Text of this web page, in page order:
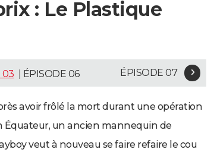
: Le Plastique
03 | ÉPISODE 06 ÉPISODE 07
avoir frôlé la mort durant une opération
Équateur, un ancien mannequin de
veut à nouveau se faire refaire le cou